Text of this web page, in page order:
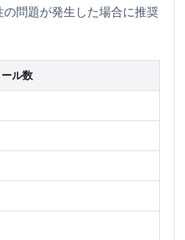
の問題が発生した場合に推奨
ル数